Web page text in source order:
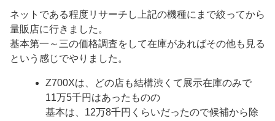
ネットである程度リサーチし上記の機種にまで絞ってから
量販店に行きました。
基本第一～三の価格調査をして在庫があればその他も見る
という感じでやりました。
Z700Xは、どの店も結構渋くて展示在庫のみで
11万5千円はあったものの
基本は、12万8千円くらいだったので候補から除